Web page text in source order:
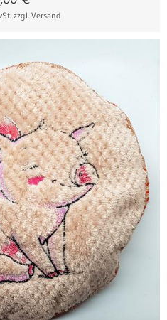
zzgl. Versand